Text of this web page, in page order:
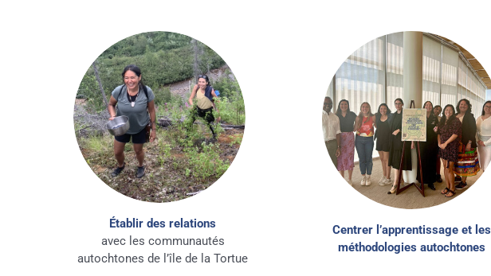
Établir des relations
avec les communautés
autochtones de l’île de la Tortue
Centrer l’apprentissage et les
méthodologies autochtones